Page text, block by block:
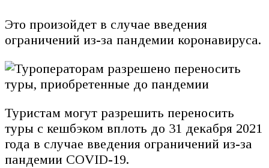
Это произойдет в случае введения
ограничений из-за пандемии коронавируса.
Туристам могут разрешить переносить
туры с кешбэком вплоть до 31 декабря 2021
года в случае введения ограничений из-за
пандемии COVID-19.